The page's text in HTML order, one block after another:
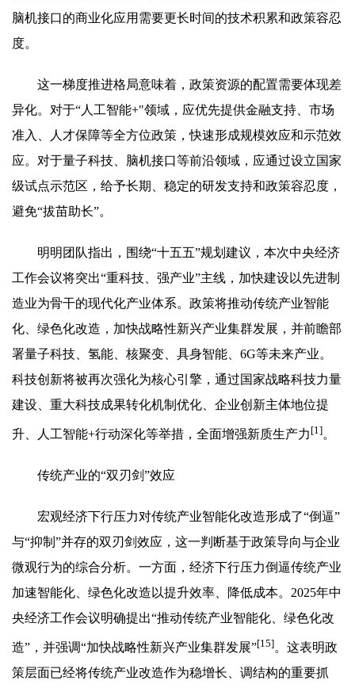
脑机接口的商业化应用需要更长时间的技术积累和政策容忍
度。
这一梯度推进格局意味着，政策资源的配置需要体现差
异化。对于“人工智能+"领域，应优先提供金融支持、市场
准入、人才保障等全方位政策，快速形成规模效应和示范效
应。对于量子科技、脑机接口等前沿领域，应通过设立国家
级试点示范区，给予长期、稳定的研发支持和政策容忍度，
避免“拔苗助长”。
明明团队指出，围绕“十五五”规划建议，本次中央经济
工作会议将突出“重科技、强产业”主线，加快建设以先进制
造业为骨干的现代化产业体系。政策将推动传统产业智能
化、绿色化改造，加快战略性新兴产业集群发展，并前瞻部
署量子科技、氢能、核聚变、具身智能、6G等未来产业。
科技创新将被再次强化为核心引擎，通过国家战略科技力量
建设、重大科技成果转化机制优化、企业创新主体地位提
升、人工智能+行动深化等举措，全面增强新质生产力 [1]。
传统产业的“双刃剑”效应
宏观经济下行压力对传统产业智能化改造形成了“倒逼”
与“抑制”并存的双刃剑效应，这一判断基于政策导向与企业
微观行为的综合分析。一方面，经济下行压力倒逼传统产业
加速智能化、绿色化改造以提升效率、降低成本。2025年中
央经济工作会议明确提出“推动传统产业智能化、绿色化改
造”，并强调“加快战略性新兴产业集群发展”[15]。这表明政
策层面已经将传统产业改造作为稳增长、调结构的重要抓